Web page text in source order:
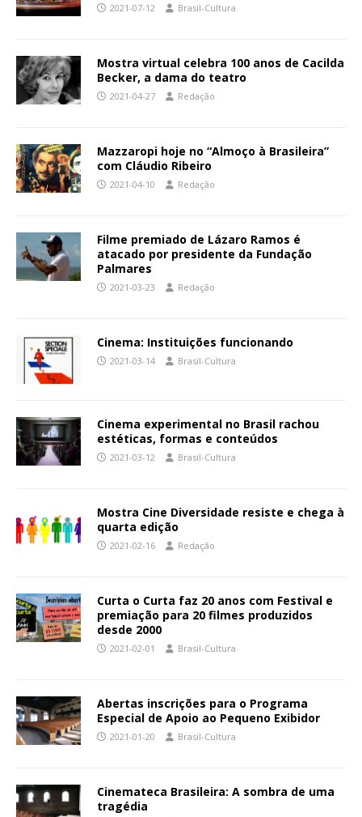
2021-07-12 Brasil-Cultura
Mostra virtual celebra 100 anos de Cacilda
Becker, a dama do teatro
2021-04-27 Redação
Mazzaropi hoje no “Almoço à Brasileira”
com Cláudio Ribeiro
2021-04-10 Redação
Filme premiado de Lázaro Ramos é
atacado por presidente da Fundação
Palmares
2021-03-23 Redação
Cinema: Instituições funcionando
2021-03-14 Brasil-Cultura
Cinema experimental no Brasil rachou
estéticas, formas e conteúdos
2021-03-12 Brasil-Cultura
Mostra Cine Diversidade resiste e chega à
quarta edição
2021-02-16 Redação
Curta o Curta faz 20 anos com Festival e
premiação para 20 filmes produzidos
desde 2000
2021-02-01 Brasil-Cultura
Abertas inscrições para o Programa
Especial de Apoio ao Pequeno Exibidor
2021-01-20 Brasil-Cultura
Cinemateca Brasileira: A sombra de uma
tragédia